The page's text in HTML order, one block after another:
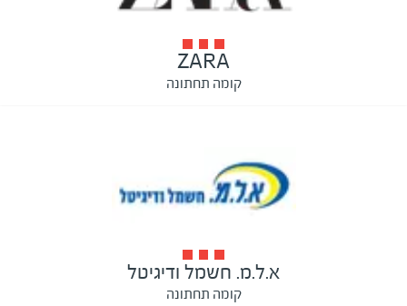
ZARA
קומה תחתונה
א.ל.מ. חשמל ודיגיטל
קומה תחתונה